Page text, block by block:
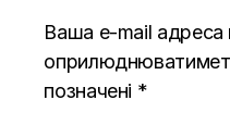
Ваша e-mail адреса
позначені *